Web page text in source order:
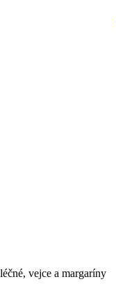
vejce a margaríny